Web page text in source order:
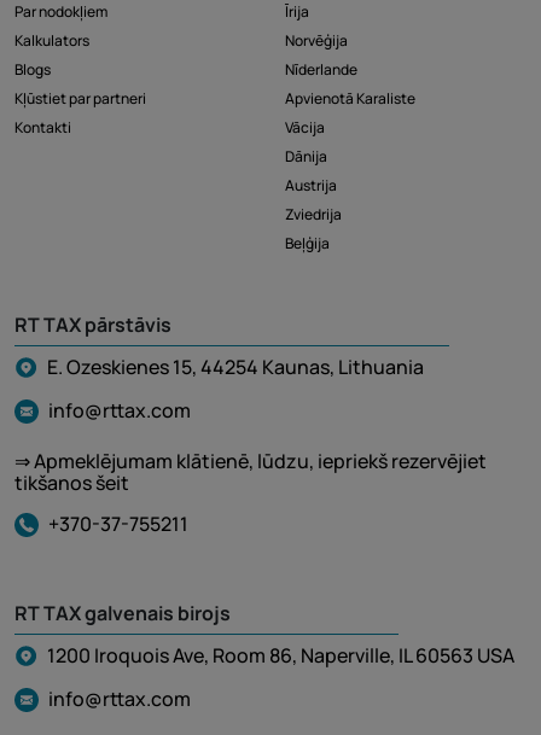
Par nodokļiem
Kalkulators
Blogs
Kļūstiet par partneri
Kontakti
Īrija
Norvēģija
Nīderlande
Apvienotā Karaliste
Vācija
Dānija
Austrija
Zviedrija
Beļģija
RT TAX pārstāvis
E. Ozeskienes 15, 44254 Kaunas, Lithuania
info@rttax.com
⇒ Apmeklējumam klātienē, lūdzu, iepriekš rezervējiet
tikšanos šeit
+370-37-755211
RT TAX galvenais birojs
1200 Iroquois Ave, Room 86, Naperville, IL 60563 USA
info@rttax.com